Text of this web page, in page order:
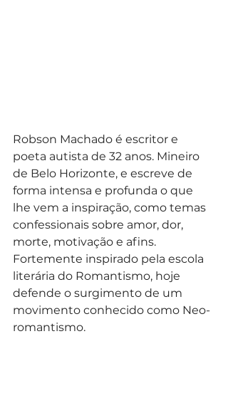
Robson Machado é escritor e
poeta autista de 32 anos. Mineiro
de Belo Horizonte, e escreve de
forma intensa e profunda o que
lhe vem a inspiração, como temas
confessionais sobre amor, dor,
morte, motivação e afins.
Fortemente inspirado pela escola
literária do Romantismo, hoje
defende o surgimento de um
movimento conhecido como Neo-
romantismo.